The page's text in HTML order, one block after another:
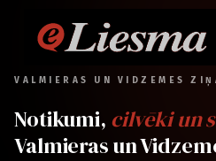
VALMIERAS UN VIDZEMES
Notikumi, cilvēki un
Valmieras un